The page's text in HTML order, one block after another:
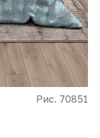
Рис. 70851